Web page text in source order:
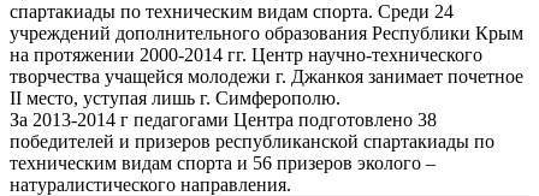
спартакиады по техническим видам спорта. Среди 24
учреждений дополнительного образования Республики Крым
на протяжении 2000-2014 гг. Центр научно-технического
творчества учащейся молодежи г. Джанкоя занимает почетное
II место, уступая лишь г. Симферополю.
За 2013-2014 г педагогами Центра подготовлено 38
победителей и призеров республиканской спартакиады по
техническим видам спорта и 56 призеров эколого –
натуралистического направления.